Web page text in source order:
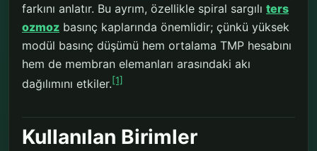
farkını anlatır. Bu ayrım, özellikle spiral sargılı ters
ozmoz basınç kaplarında önemlidir; çünkü yüksek
modül basınç düşümü hem ortalama TMP hesabını
hem de membran elemanları arasındaki akı
dağılımını etkiler.[1]
Kullanılan Birimler